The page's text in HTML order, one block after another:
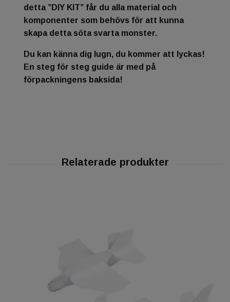
detta ”DIY KIT” får du alla material och
komponenter som behövs för att kunna
skapa detta söta svarta monster.
Du kan känna dig lugn, du kommer att lyckas!
En steg för steg guide är med på
förpackningens baksida!